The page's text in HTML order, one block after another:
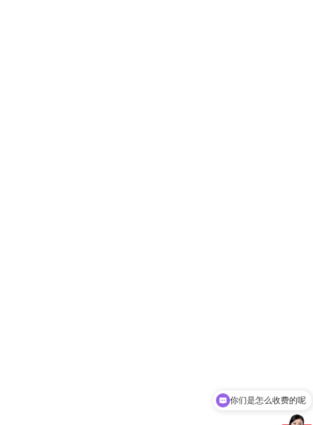
现在有优惠活动吗